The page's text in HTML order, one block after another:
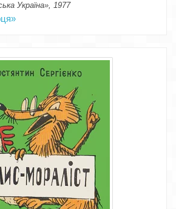
Україна», 1977